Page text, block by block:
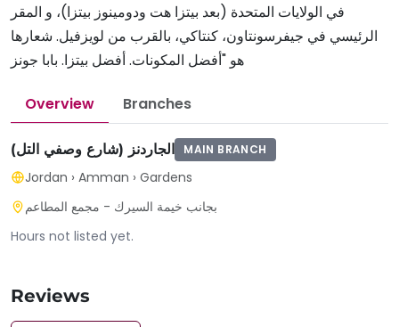
في الولايات المتحدة (بعد بيتزا هت ودومينوز بيتزا)، و المقر
الرئيسي في جيفرسونتاون، كنتاكي، بالقرب من لويزفيل. شعارها
هو "أفضل المكونات. أفضل بيتزا. بابا جونز
Overview Branches
الجاردنز (شارع وصفي التل) MAIN BRANCH
Jordan › Amman › Gardens
بجانب خيمة السيرك - مجمع المطاعم
Hours not listed yet.
Reviews